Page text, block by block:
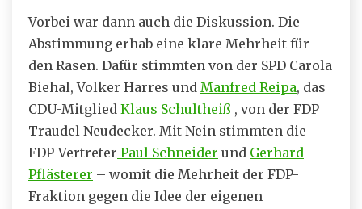
Vorbei war dann auch die Diskussion. Die
Abstimmung erhab eine klare Mehrheit für
den Rasen. Dafür stimmten von der SPD Carola
Biehal, Volker Harres und Manfred Reipa, das
CDU-Mitglied Klaus Schultheiß , von der FDP
Traudel Neudecker. Mit Nein stimmten die
FDP-Vertreter Paul Schneider und Gerhard
Pflästerer – womit die Mehrheit der FDP-
Fraktion gegen die Idee der eigenen